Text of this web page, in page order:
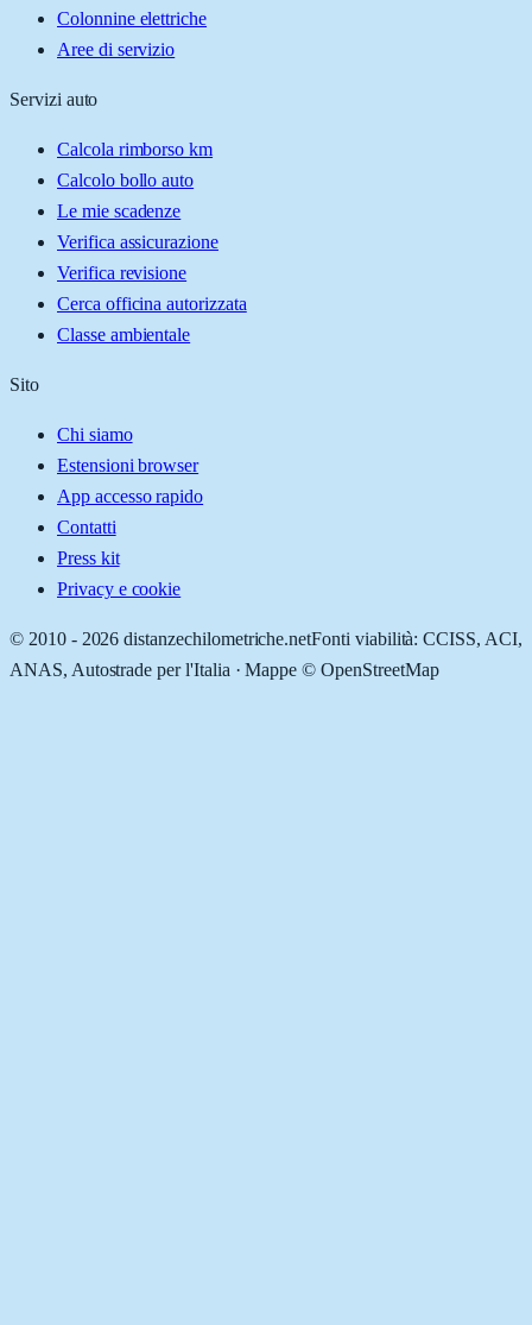
Colonnine elettriche
Aree di servizio
Servizi auto
Calcola rimborso km
Calcolo bollo auto
Le mie scadenze
Verifica assicurazione
Verifica revisione
Cerca officina autorizzata
Classe ambientale
Sito
Chi siamo
Estensioni browser
App accesso rapido
Contatti
Press kit
Privacy e cookie
© 2010 - 2026 distanzechilometriche.netFonti viabilità: CCISS, ACI,
ANAS, Autostrade per l'Italia · Mappe © OpenStreetMap